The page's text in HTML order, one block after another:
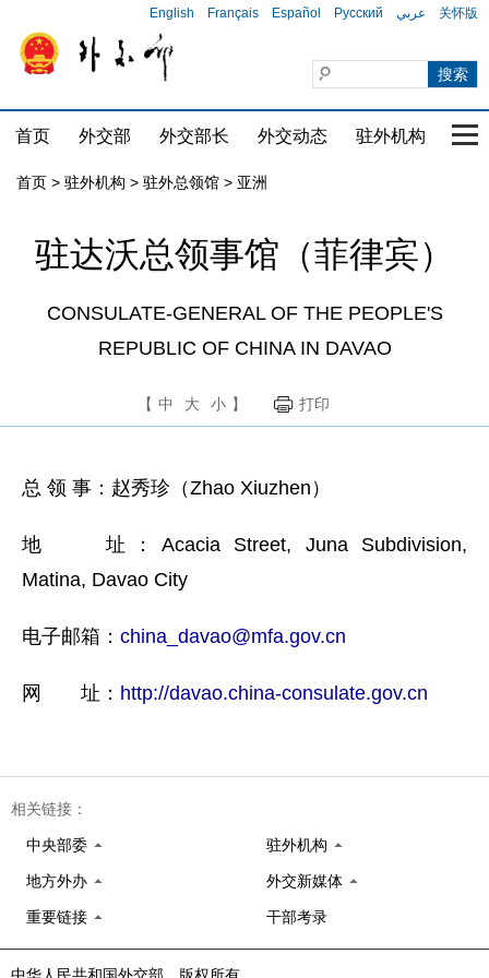
English Français Español Русский عربي 关怀版
首页 外交部 外交部长 外交动态 驻外机构 国
首页 > 驻外机构 > 驻外总领馆 > 亚洲
驻达沃总领事馆（菲律宾）
CONSULATE-GENERAL OF THE PEOPLE'S
REPUBLIC OF CHINA IN DAVAO
【 中 大 小 】 打印
总 领 事：赵秀珍（Zhao Xiuzhen）
地 址：Acacia Street, Juna Subdivision,
Matina, Davao City
电子邮箱： china_davao@mfa.gov.cn
网 址： http://davao.china-consulate.gov.cn
相关链接：
中央部委 驻外机构
地方外办 外交新媒体
重要链接 干部考录